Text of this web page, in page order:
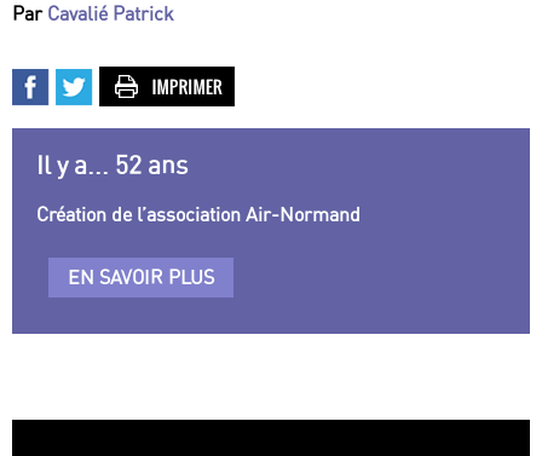
Par Cavalié Patrick
Il y a... 52 ans
Création de l’association Air-Normand
EN SAVOIR PLUS